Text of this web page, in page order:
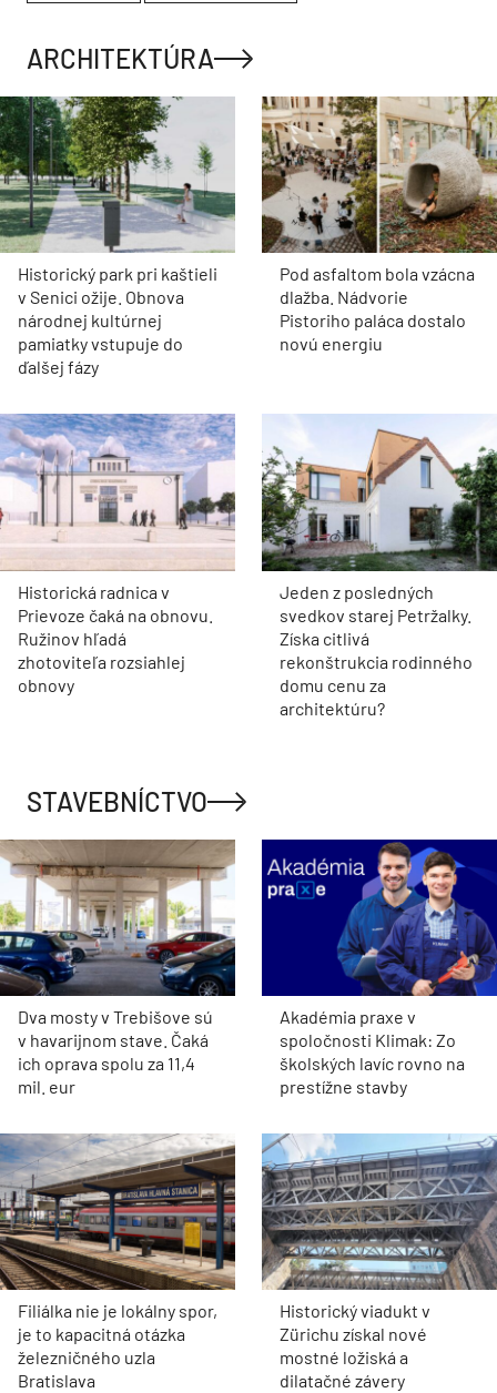
ARCHITEKTÚRA
Historický park pri kaštieli
v Senici ožije. Obnova
národnej kultúrnej
pamiatky vstupuje do
ďalšej fázy
Pod asfaltom bola vzácna
dlažba. Nádvorie
Pistoriho paláca dostalo
novú energiu
Historická radnica v
Prievoze čaká na obnovu.
Ružinov hľadá
zhotoviteľa rozsiahlej
obnovy
Jeden z posledných
svedkov starej Petržalky.
Získa citlivá
rekonštrukcia rodinného
domu cenu za
architektúru?
STAVEBNÍCTVO
Dva mosty v Trebišove sú
v havarijnom stave. Čaká
ich oprava spolu za 11,4
mil. eur
Akadémia praxe v
spoločnosti Klimak: Zo
školských lavíc rovno na
prestížne stavby
Filiálka nie je lokálny spor,
je to kapacitná otázka
železničného uzla
Bratislava
Historický viadukt v
Zürichu získal nové
mostné ložiská a
dilatačné závery